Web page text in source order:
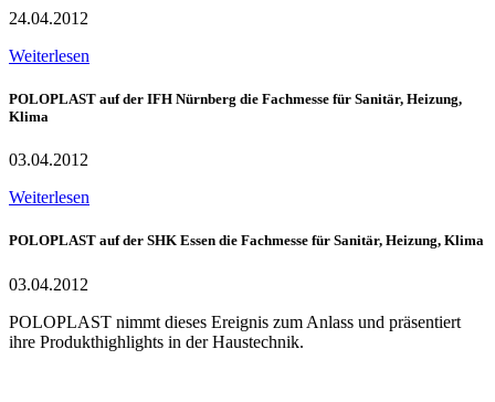
24.04.2012
Weiterlesen
POLOPLAST auf der IFH Nürnberg die Fachmesse für Sanitär, Heizung,
Klima
03.04.2012
Weiterlesen
POLOPLAST auf der SHK Essen die Fachmesse für Sanitär, Heizung, Klima
03.04.2012
POLOPLAST nimmt dieses Ereignis zum Anlass und präsentiert
ihre Produkthighlights in der Haustechnik.